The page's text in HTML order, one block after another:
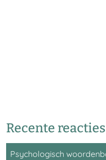
Recente reacties
Psychologisch